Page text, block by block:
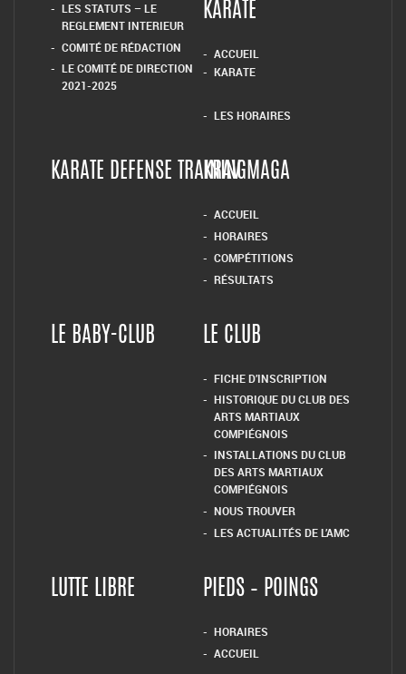
LES STATUTS – LE
REGLEMENT INTERIEUR
COMITÉ DE RÉDACTION
LE COMITÉ DE DIRECTION
2021-2025
KARATÉ
ACCUEIL
KARATE
LES HORAIRES
KARATE DEFENSE TRAININGKRAV MAGA
ACCUEIL
HORAIRES
COMPÉTITIONS
RÉSULTATS
LE BABY-CLUB LE CLUB
FICHE D’INSCRIPTION
HISTORIQUE DU CLUB DES
ARTS MARTIAUX
COMPIÉGNOIS
INSTALLATIONS DU CLUB
DES ARTS MARTIAUX
COMPIÉGNOIS
NOUS TROUVER
LES ACTUALITÉS DE L’AMC
LUTTE LIBRE PIEDS – POINGS
HORAIRES
ACCUEIL